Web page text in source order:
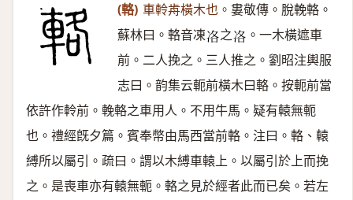
(輅) 車軨歬橫木也。 婁敬傳。脫輓輅。
蘇林曰。輅音凍𠗂 之𠗂 。一木橫遮車
前。二人挽之。三人推之。劉昭注輿服
志曰。韵集云軛前橫木曰輅。按軛前當
依許作軨前。輓輅之車用人。不用牛馬。疑有轅無軛
也。禮經旣夕篇。賓奉幣由馬西當前輅。注曰。輅、轅
縛所以屬引。疏曰。謂以木縛車轅上。以屬引於上而挽
之。是喪車亦有轅無軛。輅之見於經者此而已矣。若左